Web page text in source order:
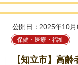
公開日：2025年10月
保健・医療・福祉
【知立市】高